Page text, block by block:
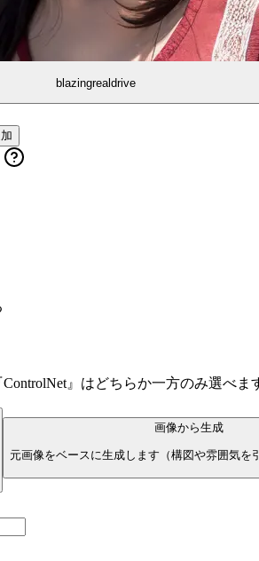
blazingrealdrive
ControlNet』はどちらか一方のみ選べ
画像から生成
元画像をベースに生成します（構図や雰囲気を